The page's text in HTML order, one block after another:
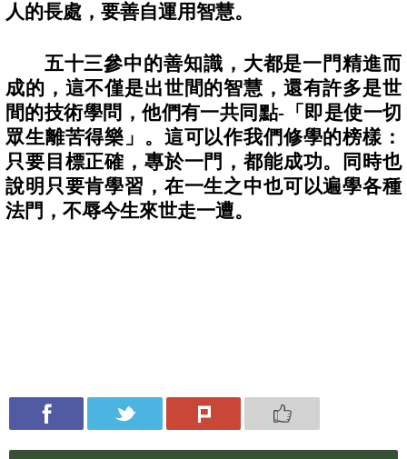
人的長處，要善自運用智慧。
五十三參中的善知識，大都是一門精進而
成的，這不僅是出世間的智慧，還有許多是世
間的技術學問，他們有一共同點- 「即是使一切
眾生離苦得樂」。這可以作我們修學的榜樣：
只要目標正確，專於一門，都能成功。同時也
說明只要肯學習，在一生之中也可以遍學各種
法門，不辱今生來世走一遭。